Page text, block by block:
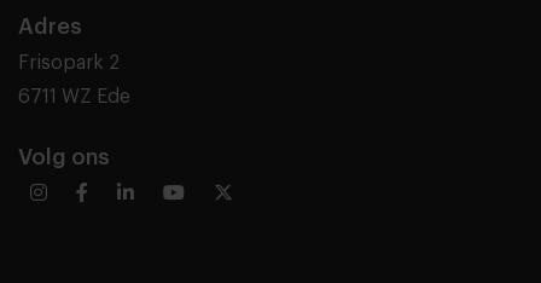
Adres
Frisopark 2
6711 WZ Ede
Volg ons